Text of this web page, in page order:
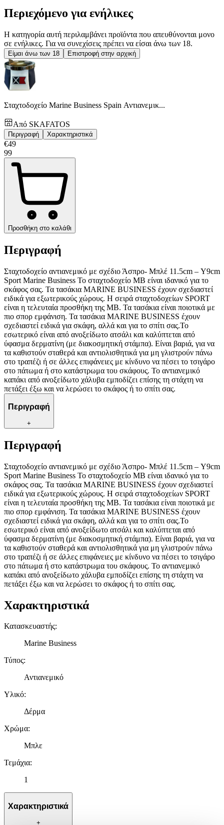
Περιεχόμενο για ενήλικες
Η κατηγορία αυτή περιλαμβάνει προϊόντα που απευθύνονται μονο
σε ενήλικες. Για να συνεχίσεις πρέπει να είσαι άνω των 18.
Είμαι άνω των 18 Επιστροφή στην αρχική
Σταχτοδοχείο Marine Business Spain Αντιανεμικ...
Από SKAFATOS
Περιγραφή Χαρακτηριστικά
€49
99
Προσθήκη στο καλάθι
Περιγραφή
Σταχτοδοχείο αντιανεμικό με σχέδιο Άσπρο- Μπλέ 11.5cm – Υ9cm
Sport Marine Business Το σταχτοδοχείο MB είναι ιδανικό για το
σκάφος σας. Τα τασάκια MARINE BUSINESS έχουν σχεδιαστεί
ειδικά για εξωτερικούς χώρους. Η σειρά σταχτοδοχείων SPORT
είναι η τελευταία προσθήκη της MB. Τα τασάκια είναι ποιοτικά με
πιο σπορ εμφάνιση. Τα τασάκια MARINE BUSINESS έχουν
σχεδιαστεί ειδικά για σκάφη, αλλά και για το σπίτι σας.Το
εσωτερικό είναι από ανοξείδωτο ατσάλι και καλύπτεται από
ύφασμα δερματίνη (με διακοσμητική στάμπα). Είναι βαριά, για να
τα καθιστούν σταθερά και αντιολισθητικά για μη γλιστρούν πάνω
στο τραπέζι ή σε άλλες επιφάνειες με κίνδυνο να πέσει το τσιγάρο
στο πάτωμα ή στο κατάστρωμα του σκάφους. Το αντιανεμικό
καπάκι από ανοξείδωτο χάλυβα εμποδίζει επίσης τη στάχτη να
πετάξει έξω και να λερώσει το σκάφος ή το σπίτι σας.
Περιγραφή
+
Περιγραφή
Σταχτοδοχείο αντιανεμικό με σχέδιο Άσπρο- Μπλέ 11.5cm – Υ9cm
Sport Marine Business Το σταχτοδοχείο MB είναι ιδανικό για το
σκάφος σας. Τα τασάκια MARINE BUSINESS έχουν σχεδιαστεί
ειδικά για εξωτερικούς χώρους. Η σειρά σταχτοδοχείων SPORT
είναι η τελευταία προσθήκη της MB. Τα τασάκια είναι ποιοτικά με
πιο σπορ εμφάνιση. Τα τασάκια MARINE BUSINESS έχουν
σχεδιαστεί ειδικά για σκάφη, αλλά και για το σπίτι σας.Το
εσωτερικό είναι από ανοξείδωτο ατσάλι και καλύπτεται από
ύφασμα δερματίνη (με διακοσμητική στάμπα). Είναι βαριά, για να
τα καθιστούν σταθερά και αντιολισθητικά για μη γλιστρούν πάνω
στο τραπέζι ή σε άλλες επιφάνειες με κίνδυνο να πέσει το τσιγάρο
στο πάτωμα ή στο κατάστρωμα του σκάφους. Το αντιανεμικό
καπάκι από ανοξείδωτο χάλυβα εμποδίζει επίσης τη στάχτη να
πετάξει έξω και να λερώσει το σκάφος ή το σπίτι σας.
Χαρακτηριστικά
Κατασκευαστής:
Marine Business
Τύπος:
Αντιανεμικό
Υλικό:
Δέρμα
Χρώμα:
Μπλε
Τεμάχια:
1
Χαρακτηριστικά
+